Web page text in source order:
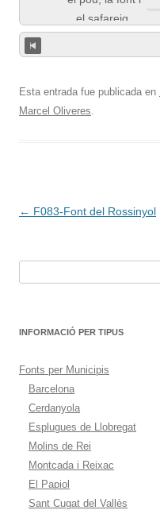
Esta entrada fue publicada en
Marcel Oliveres.
Navegación
← F083-Font del Rossinyol
INFORMACIÓ PER TIPUS
Fonts per Municipis
Barcelona
Cerdanyola
Esplugues de Llobregat
Molins de Rei
Montcada i Reixac
El Papiol
Sant Cugat del Vallès